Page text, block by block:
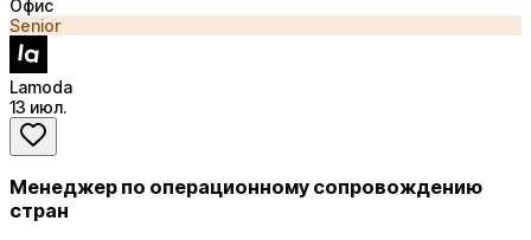
Офис
Senior
Lamoda
13 июл.
Менеджер по операционному сопровождению
стран